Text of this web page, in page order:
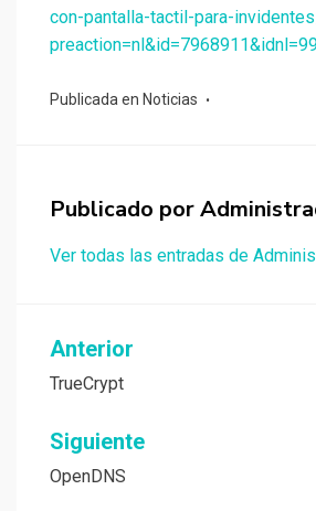
con-pantalla-tactil-para-
Publicada en Noticias
Publicado por
Ver todas las entradas de
Navegación
de
entradas
Anterior
TrueCrypt
Siguiente
OpenDNS